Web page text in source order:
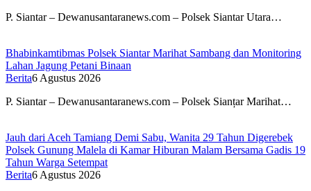
P. Siantar – Dewanusantaranews.com – Polsek Siantar Utara…
Bhabinkamtibmas Polsek Siantar Marihat Sambang dan Monitoring
Lahan Jagung Petani Binaan
Berita6 Agustus 2026
P. Siantar – Dewanusantaranews.com – Polsek Sianțar Marihat…
Jauh dari Aceh Tamiang Demi Sabu, Wanita 29 Tahun Digerebek
Polsek Gunung Malela di Kamar Hiburan Malam Bersama Gadis 19
Tahun Warga Setempat
Berita6 Agustus 2026